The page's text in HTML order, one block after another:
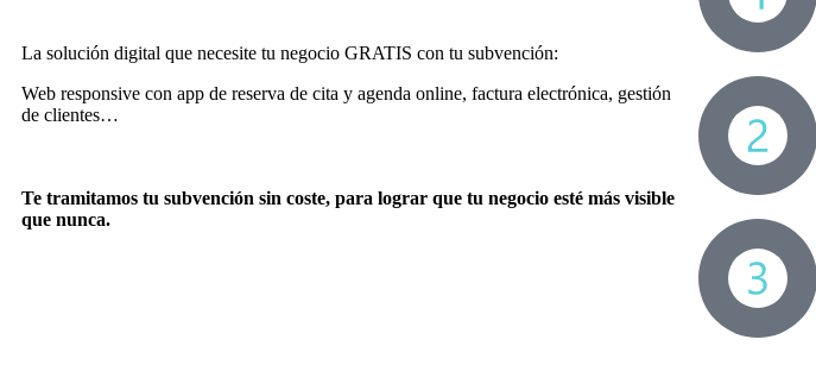
La solución digital que necesite tu negocio GRATIS con tu subvención:
Web responsive con app de reserva de cita y agenda online, factura electrónica, gestión
de clientes…
Te tramitamos tu subvención sin coste, para lograr que tu negocio esté más visible
que nunca.